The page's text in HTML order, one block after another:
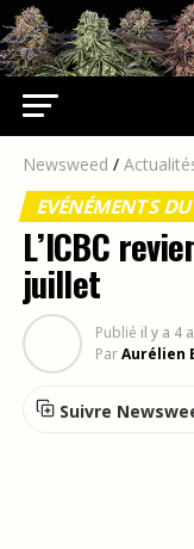
Newsweed /
EVÉNÉMENTS
L’ICBC
juillet
Publié il y a 4
ParAurélien
Suivre